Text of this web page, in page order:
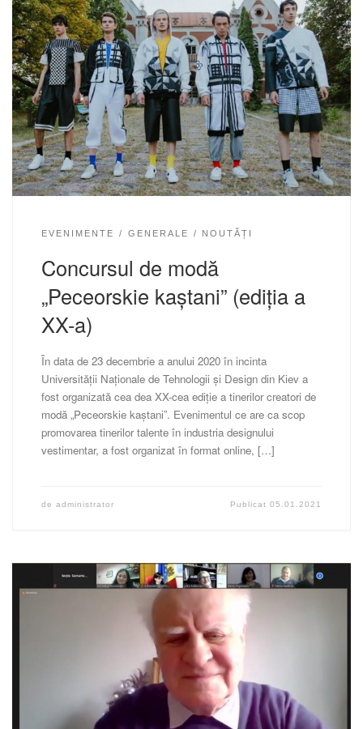
EVENIMENTE GENERALE NOUTĂȚI
Concursul de modă
„Peceorskie kaștani” (ediția a
XX-a)
În data de 23 decembrie a anului 2020 în incinta
Universității Naționale de Tehnologii și Design din Kiev a
fost organizată cea dea XX-cea ediție a tinerilor creatori de
modă „Peceorskie kaștani”. Evenimentul ce are ca scop
promovarea tinerilor talente în industria designului
vestimentar, a fost organizat în format online, […]
de administrator Publicat05.01.2021